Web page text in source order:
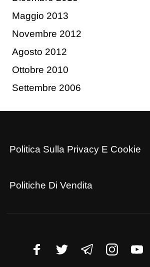
Maggio 2013
Novembre 2012
Agosto 2012
Ottobre 2010
Settembre 2006
Politica Sulla Privacy E Cookie
Politiche Di Vendita